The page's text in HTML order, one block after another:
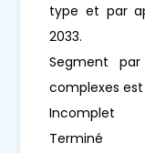
type et par
2033.
Segment
complexes
Incomplet
Terminé